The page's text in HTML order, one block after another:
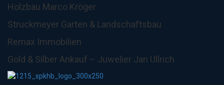
Holzbau Marco Kröger
Struckmeyer Garten & Landschaftsbau
Remax Immobilien
Gold & Silber Ankauf – Juwelier Jan Ullrich